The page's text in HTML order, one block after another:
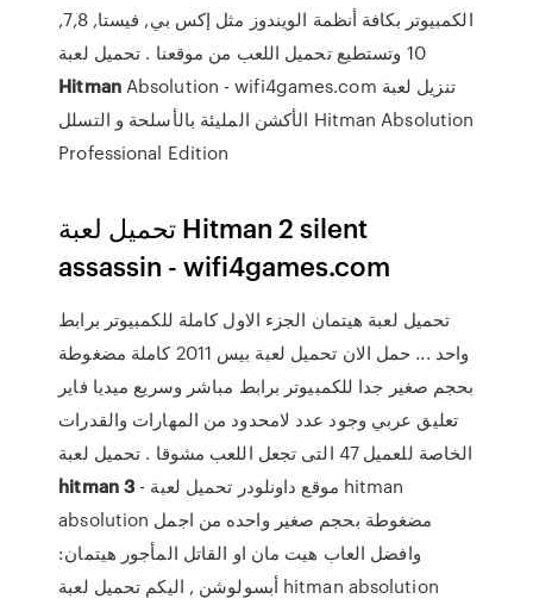
الكمبيوتر بكافة أنظمة الويندوز مثل إكس بي, فيستا, 7,8,
10 وتستطيع تحميل اللعب من موقعنا . تحميل لعبة
HitmanAbsolution - wifi4games.com تنزيل لعبة
الأكشن المليئة بالأسلحة و التسلل Hitman Absolution
Professional Edition
تحميل لعبة Hitman 2 silent
assassin - wifi4games.com
تحميل لعبة هيتمان الجزء الاول كاملة للكمبيوتر برابط
واحد ... حمل الان تحميل لعبة بيس 2011 كاملة مضغوطة
بحجم صغير جدا للكمبيوتر برابط مباشر وسريع ميديا فاير
تعليق عربي وجود عدد لامحدود من المهارات والقدرات
الخاصة للعميل 47 التى تجعل اللعب مشوقا . تحميل لعبة
hitman3- موقع داونلودر تحميل لعبة hitman
absolution مضغوطة بحجم صغير واحده من اجمل
وافضل العاب هيت مان او القاتل المأجور هيتمان:
أبسولوشن , اليكم تحميل لعبة hitman absolution